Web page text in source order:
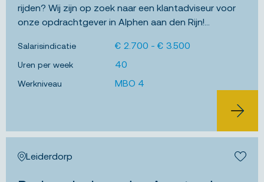
rijden? Wij zijn op zoek naar een klantadviseur voor
onze opdrachtgever in Alphen aan den Rijn!...
Salarisindicatie € 2.700 - € 3.500
Uren per week 40
Werkniveau MBO 4
BEKIJK
Leiderdorp